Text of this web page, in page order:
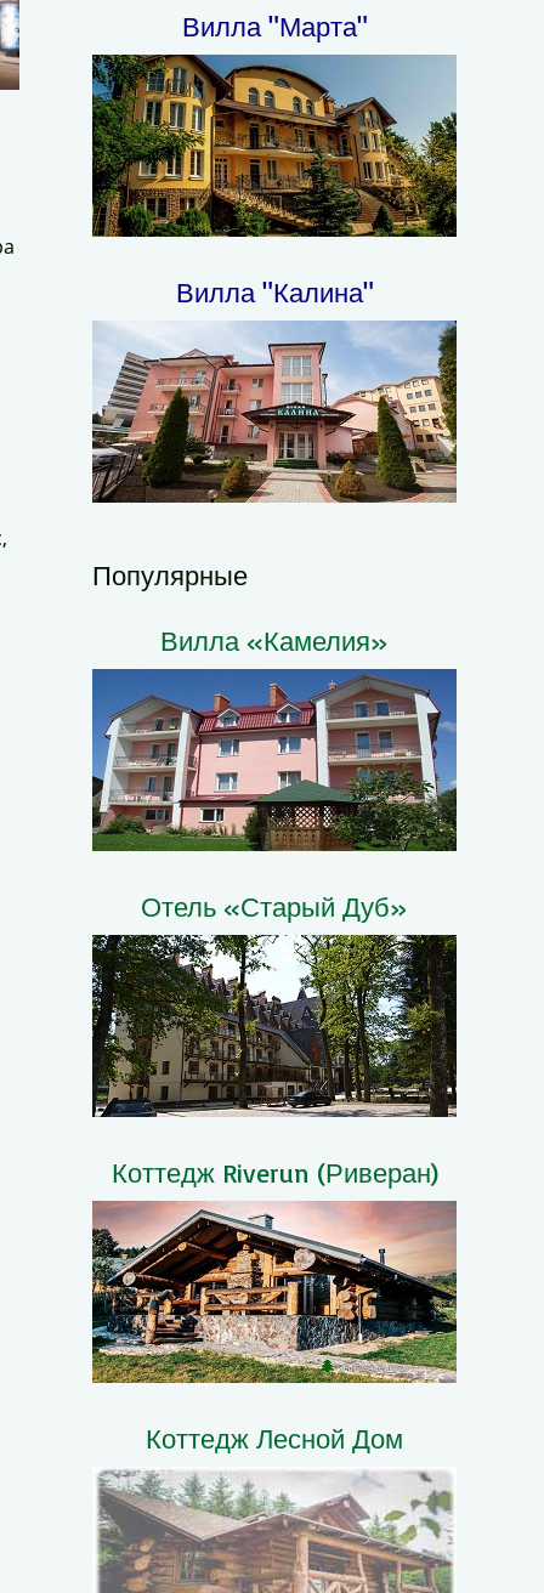
Вилла "Марта"
Вилла "Калина"
Популярные
Вилла «Камелия»
Отель «Старый Дуб»
Коттедж Riverun (Риверан)
Коттедж Лесной Дом